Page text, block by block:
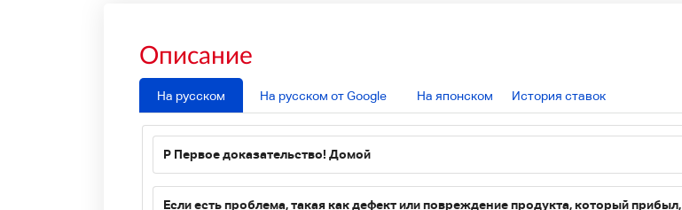
Описание
На русском На русском от Google На японском История ставок
P Первое доказательство! Домой
Если есть проблема, такая как дефект или повреждение продукта, который прибыл,